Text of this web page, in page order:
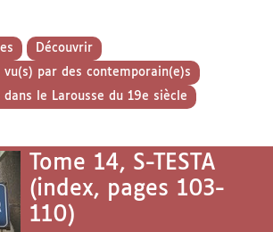
Découvrir
par des contemporain(e)s
le Larousse du 19e siècle
Tome 14, S-TESTA
(index, pages 103-
110)